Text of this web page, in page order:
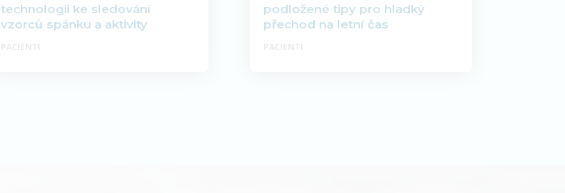
technologii ke sledování
vzorců spánku a aktivity
podložené tipy pro hladký
přechod na letní čas